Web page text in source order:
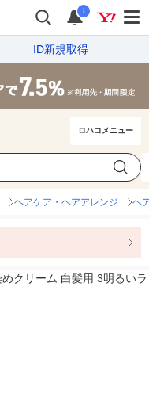
i
ID新規取得
ロハコメニュー
ヘアケア・ヘアアレンジ ヘ